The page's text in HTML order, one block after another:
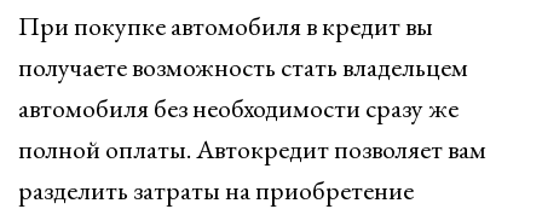
При покупке автомобиля в кредит вы
получаете возможность стать владельцем
автомобиля без необходимости сразу же
полной оплаты. Автокредит позволяет вам
разделить затраты на приобретение